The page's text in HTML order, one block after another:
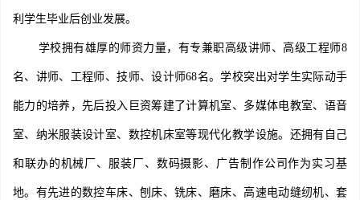
利学生毕业后创业发展。
学校拥有雄厚的师资力量，有专兼职高级讲师、高级工程师8
名、讲师、工程师、技师、设计师68名。学校突出对学生实际动手
能力的培养，先后投入巨资筹建了计算机室、多媒体电教室、语音
室、纳米服装设计室、数控机床室等现代化教学设施。还拥有自己
和联办的机械厂、服装厂、数码摄影、广告制作公司作为实习基
地。有先进的数控车床、刨床、铣床、磨床、高速电动缝纫机、套